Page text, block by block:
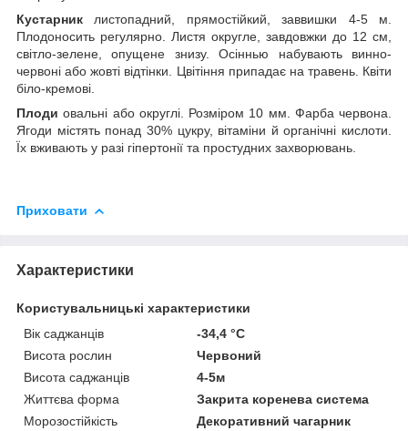
Кустарник листопадний, прямостійкий, заввишки 4-5 м.
Плодоносить регулярно. Листя округле, завдовжки до 12 см,
світло-зелене, опущене знизу. Осіннью набувають винно-
червоні або жовті відтінки. Цвітіння припадає на травень. Квіти
біло-кремові.
Плоди овальні або округлі. Розміром 10 мм. Фарба червона.
Ягоди містять понад 30% цукру, вітаміни й органічні кислоти.
Їх вживають у разі гіпертонії та простудних захворювань.
Приховати
Характеристики
Користувальницькі характеристики
Вік саджанців
-34,4 °C
Висота рослин
Червоний
Висота саджанців
4-5м
Життєва форма
Закрита коренева система
Морозостійкість
Декоративний чагарник